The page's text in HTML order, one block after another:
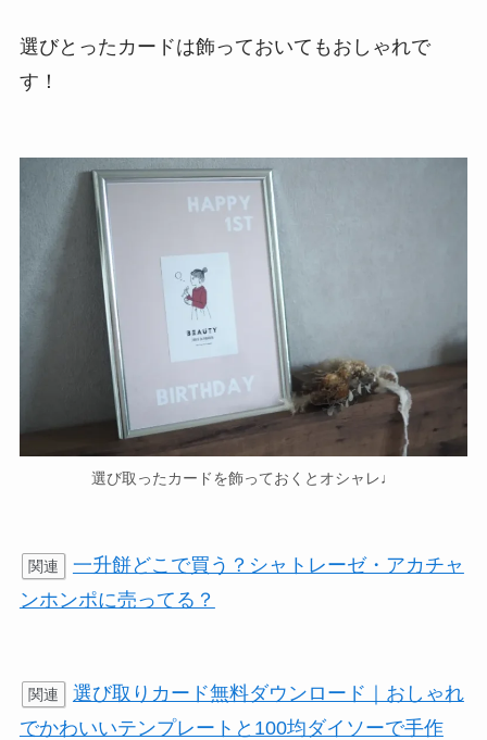
選びとったカードは飾っておいてもおしゃれで
す！
選び取ったカードを飾っておくとオシャレ♩
関連
一升餅どこで買う？シャトレーゼ・アカチャ
ンホンポに売ってる？
関連
選び取りカード無料ダウンロード｜おしゃれ
でかわいいテンプレートと100均ダイソーで手作